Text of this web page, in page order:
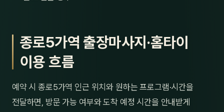
종로5가역 출장마사지·홈타이
이용 흐름
예약 시 종로5가역 인근 위치와 원하는 프로그램·시간을
전달하면, 방문 가능 여부와 도착 예정 시간을 안내받게